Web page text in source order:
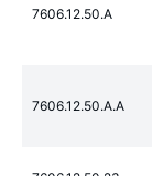
7606.12.50.A
7606.12.50.A.A